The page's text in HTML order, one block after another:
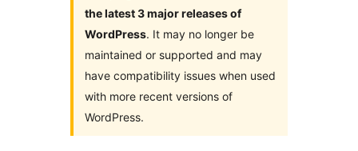
the latest 3 major releases of
WordPress. It may no longer be
maintained or supported and may
have compatibility issues when used
with more recent versions of
WordPress.